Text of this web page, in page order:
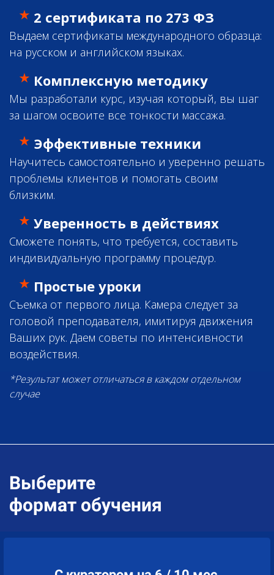
2 сертификата по 273 ФЗ
Выдаем сертификаты международного образца:
на русском и английском языках.
Комплексную методику
Мы разработали курс, изучая который, вы шаг
за шагом освоите все тонкости массажа.
Эффективные техники
Научитесь самостоятельно и уверенно решать
проблемы клиентов и помогать своим
близким.
Уверенность в действиях
Сможете понять, что требуется, составить
индивидуальную программу процедур.
Простые уроки
Съемка от первого лица. Камера следует за
головой преподавателя, имитируя движения
Ваших рук. Даем советы по интенсивности
воздействия.
*Результат может отличаться в каждом отдельном
случае
Выберите
формат обучения